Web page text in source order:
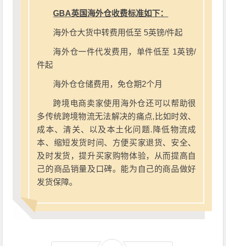
GBA英国海外仓收费标准如下：
海外仓大货中转费用低至 5英镑/件起
海外仓一件代发费用，单件低至 1英镑/
件起
海外仓仓储费用，免仓期2个月
跨境电商卖家使用海外仓还可以帮助很
多传统跨境物流无法解决的痛点,比如时效、
成本、清关、以及本土化问题.降低物流成
本、缩短发货时间、方便买家退货、安全、
及时发货，提升买家购物体验，从而提高自
己的商品销量及口碑。能为自己的商品做好
发货保障。